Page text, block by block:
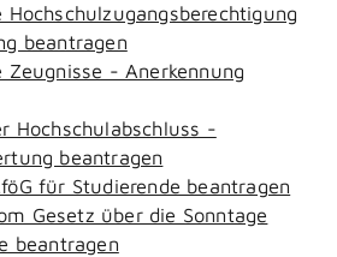
Hochschulzugangsberechtigung
beantragen
Zeugnisse - Anerkennung
Hochschulabschluss -
beantragen
für Studierende beantragen
Gesetz über die Sonntage
beantragen